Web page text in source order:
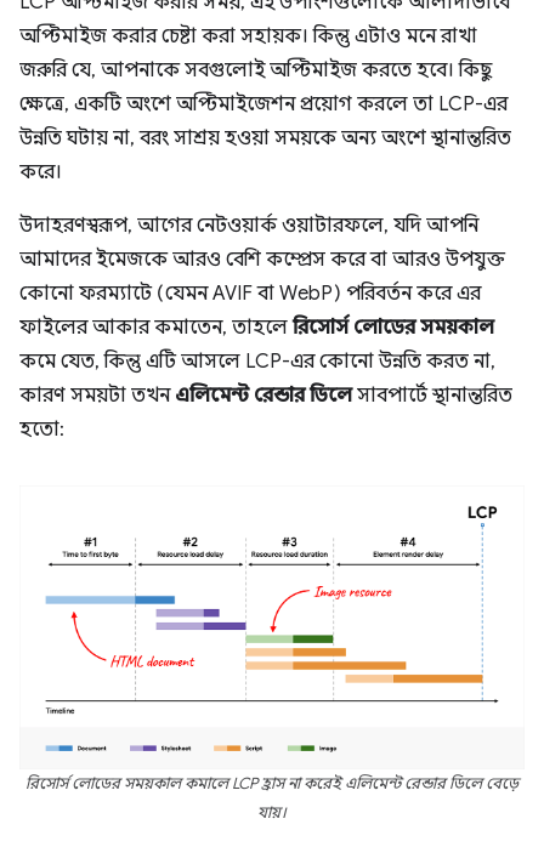
অপ্টিমাইজ করার চেষ্টা করা সহায়ক। কিন্তু এটাও মনে রাখা
জরুরি যে, আপনাকে সবগুলোই অপ্টিমাইজ করতে হবে। কিছু
ক্ষেত্রে, একটি অংশে অপ্টিমাইজেশন প্রয়োগ করলে তা LCP-এর
উন্নতি ঘটায় না, বরং সাশ্রয় হওয়া সময়কে অন্য অংশে স্থানান্তরিত
করে।
উদাহরণস্বরূপ, আগের নেটওয়ার্ক ওয়াটারফলে, যদি আপনি
আমাদের ইমেজকে আরও বেশি কম্প্রেস করে বা আরও উপযুক্ত
কোনো ফরম্যাটে (যেমন AVIF বা WebP) পরিবর্তন করে এর
ফাইলের আকার কমাতেন, তাহলেরিসোর্স লোডের সময়কাল
কমে যেত, কিন্তু এটি আসলে LCP-এর কোনো উন্নতি করত না,
কারণ সময়টা তখন এলিমেন্ট রেন্ডার ডিলেসাবপার্টে স্থানান্তরিত
হতো:
রিসোর্স লোডের সময়কাল কমালে LCP হ্রাস না করেই এলিমেন্ট রেন্ডার ডিলে বেড়ে
যায়।